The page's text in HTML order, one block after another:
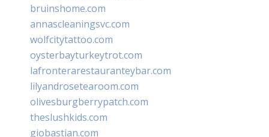
bruinshome.com
annascleaningsvc.com
wolfcitytattoo.com
oysterbayturkeytrot.com
lafronterarestauranteybar.com
lilyandrosetearoom.com
olivesburgberrypatch.com
theslushkids.com
giobastian.com